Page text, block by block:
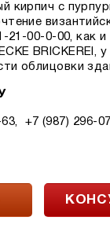
кирпич с
21-00-0-00, как и
BRICKEREI,
облицовки
+7 (987) 296-